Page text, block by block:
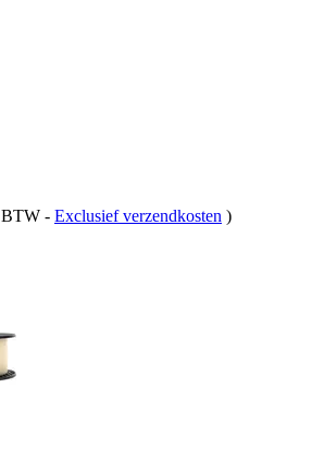
BTW - Exclusief verzendkosten )